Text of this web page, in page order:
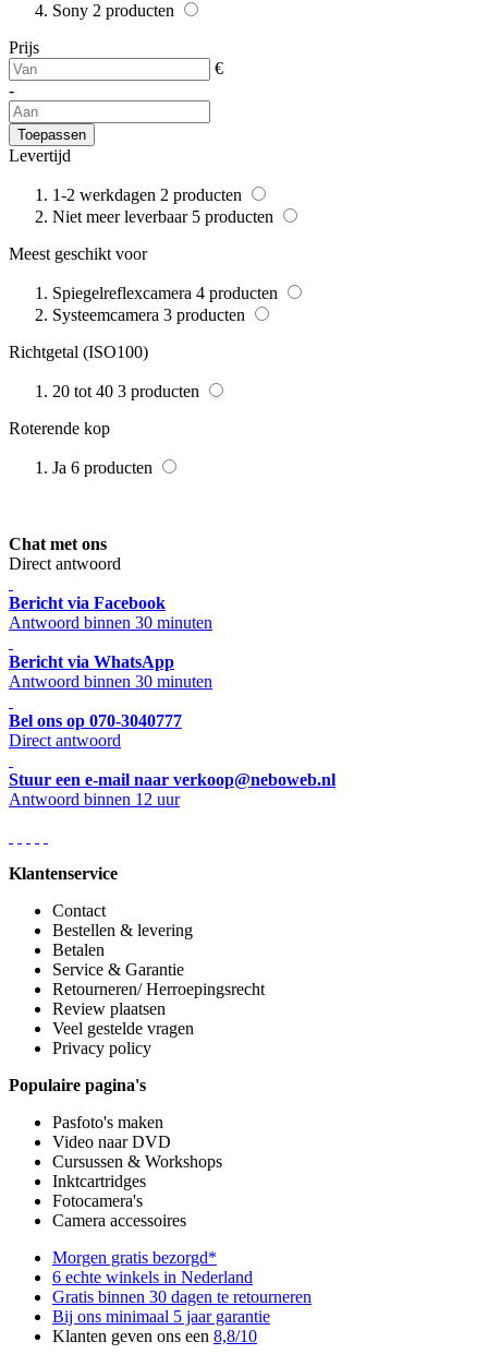
Sony 2 producten
Prijs
€
-
Toepassen
Levertijd
1-2 werkdagen 2 producten
Niet meer leverbaar 5 producten
Meest geschikt voor
Spiegelreflexcamera 4 producten
Systeemcamera 3 producten
Richtgetal (ISO100)
20 tot 40 3 producten
Roterende kop
Ja 6 producten
Chat met ons
Direct antwoord
Bericht via Facebook
Antwoord binnen 30 minuten
Bericht via WhatsApp
Antwoord binnen 30 minuten
Bel ons op 070-3040777
Direct antwoord
Stuur een e-mail naar verkoop@neboweb.nl
Antwoord binnen 12 uur
Klantenservice
Contact
Bestellen & levering
Betalen
Service & Garantie
Retourneren/ Herroepingsrecht
Review plaatsen
Veel gestelde vragen
Privacy policy
Populaire pagina's
Pasfoto's maken
Video naar DVD
Cursussen & Workshops
Inktcartridges
Fotocamera's
Camera accessoires
Morgen gratis bezorgd*
6 echte winkels in Nederland
Gratis binnen 30 dagen te retourneren
Bij ons minimaal 5 jaar garantie
Klanten geven ons een 8,8/10